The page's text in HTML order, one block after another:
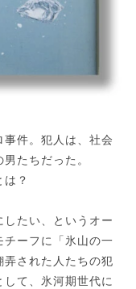
件。犯人は、社会
たちだった。
？
たい、というオー
チーフに「氷山の一
された人たちの犯
て、氷河期世代に